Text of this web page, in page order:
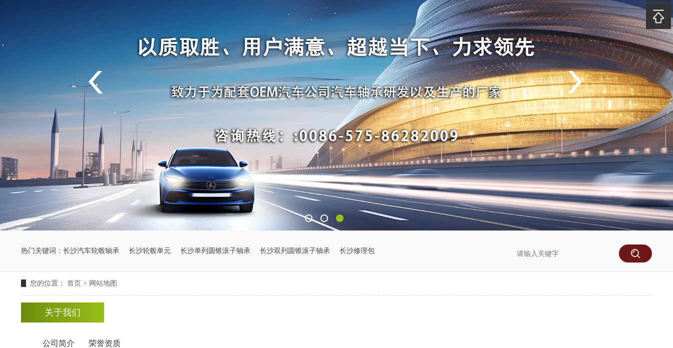
热门关键词： 长沙汽车轮毂轴承 长沙轮毂单元 长沙单列圆锥滚子轴承 长沙双列圆锥滚子轴承 长沙修理包
您的位置： 首页 > 网站地图
关于我们
公司简介 荣誉资质